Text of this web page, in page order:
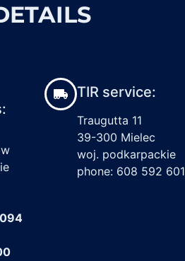
TIR service:
Traugutta 11
39-300 Mielec
woj. podkarpackie
phone: 608 592 601